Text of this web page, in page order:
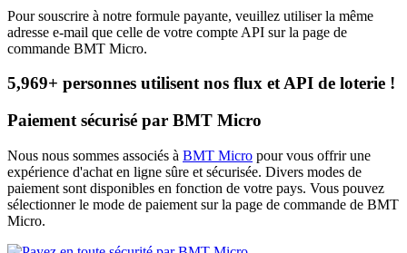
Pour souscrire à notre formule payante, veuillez utiliser la même
adresse e-mail que celle de votre compte API sur la page de
commande BMT Micro.
5,969+ personnes utilisent nos flux et API de loterie !
Paiement sécurisé par BMT Micro
Nous nous sommes associés à BMT Micro pour vous offrir une
expérience d'achat en ligne sûre et sécurisée. Divers modes de
paiement sont disponibles en fonction de votre pays. Vous pouvez
sélectionner le mode de paiement sur la page de commande de BMT
Micro.